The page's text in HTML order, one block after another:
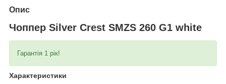
Опис
Чоппер Silver Crest SMZS 260 G1 white
Гарантія 1 рік!
Характеристики